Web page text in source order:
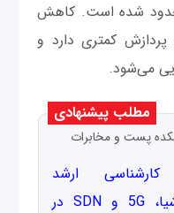
شده است. کاهش
پردازش کمتری دارد و
می‌شود.
مطلب پیشنهادی
پست و مخابرات
کارشناسی ارشد
اینترنت اشیا، 5G و SDN در